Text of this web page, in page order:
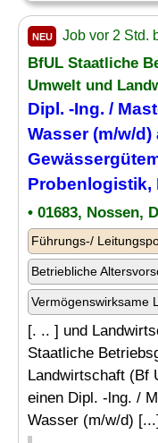
NEU Job vor 2 Std.
BfUL Staatliche
Umwelt und
Dipl. -Ing. /
Wasser (m/w/
Probenlogistik,
• 01683, Nossen,
Führungs-/
Betriebliche
Vermögenswirksame
[. .. ] und
Staatliche
Landwirtschaft (Bf
einen Dipl. -lng. /
Wasser (m/w/d)